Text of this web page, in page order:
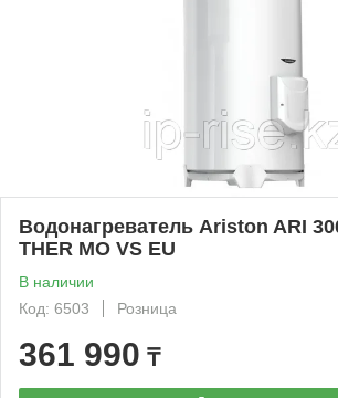
Водонагреватель Ariston ARI
THER MO VS EU
В наличии
Код: 6503
Розница
361 990 ₸